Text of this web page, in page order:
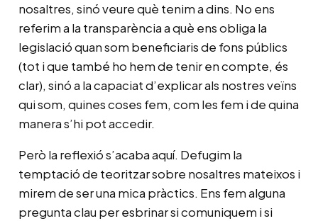
nosaltres, sinó veure què tenim a dins. No ens
referim a la transparència a què ens obliga la
legislació quan som beneficiaris de fons públics
(tot i que també ho hem de tenir en compte, és
clar), sinó a la capaciat d’explicar als nostres veïns
qui som, quines coses fem, com les fem i de quina
manera s’hi pot accedir.
Però la reflexió s’acaba aquí. Defugim la
temptació de teoritzar sobre nosaltres mateixos i
mirem de ser una mica pràctics. Ens fem alguna
pregunta clau per esbrinar si comuniquem i si